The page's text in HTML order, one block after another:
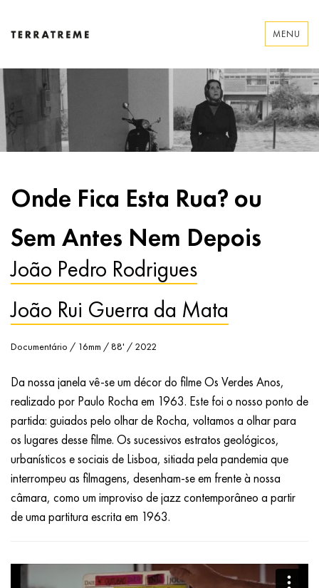
Terratreme
MENU
Onde Fica Esta Rua? ou
Sem Antes Nem Depois
João Pedro Rodrigues
João Rui Guerra da Mata
Documentário / 16mm / 88' / 2022
Da nossa janela vê-se um décor do filme Os Verdes Anos,
realizado por Paulo Rocha em 1963. Este foi o nosso ponto de
partida: guiados pelo olhar de Rocha, voltamos a olhar para
os lugares desse filme. Os sucessivos estratos geológicos,
urbanísticos e sociais de Lisboa, sitiada pela pandemia que
interrompeu as filmagens, desenham-se em frente à nossa
câmara, como um improviso de jazz contemporâneo a partir
de uma partitura escrita em 1963.